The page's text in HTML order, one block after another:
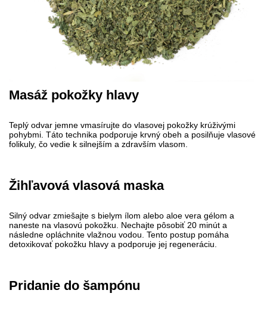
Masáž pokožky hlavy
Teplý odvar jemne vmasírujte do vlasovej pokožky krúživými
pohybmi. Táto technika podporuje krvný obeh a posilňuje vlasové
folikuly, čo vedie k silnejším a zdravším vlasom.
Žihľavová vlasová maska
Silný odvar zmiešajte s bielym ílom alebo aloe vera gélom a
naneste na vlasovú pokožku. Nechajte pôsobiť 20 minút a
následne opláchnite vlažnou vodou. Tento postup pomáha
detoxikovať pokožku hlavy a podporuje jej regeneráciu.
Pridanie do šampónu